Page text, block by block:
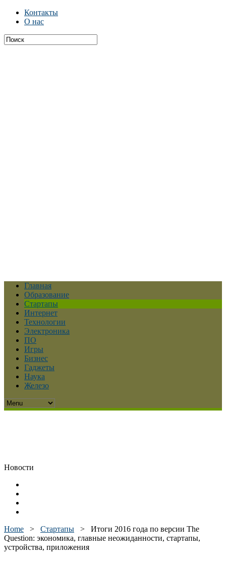
Контакты
О нас
Главная
Образование
Стартапы
Интернет
Технологии
Электроника
ПО
Игры
Бизнес
Гаджеты
Наука
Железо
Новости
Home > Стартапы > Итоги 2016 года по версии The
Question: экономика, главные неожиданности, стартапы,
устройства, приложения